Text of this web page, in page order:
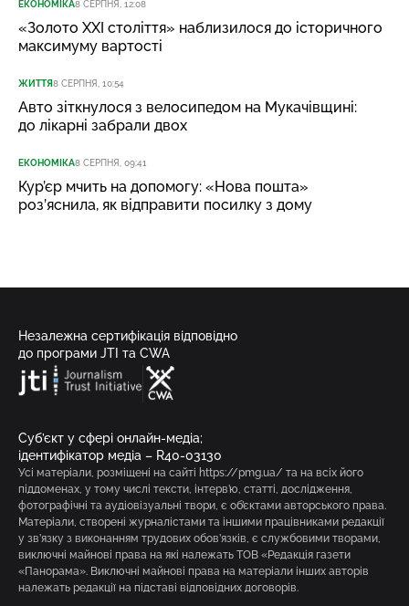
ЕКОНОМІКА8 СЕРПНЯ, 12:08
«Золото XXI століття» наблизилося до історичного
максимуму вартості
ЖИТТЯ8 СЕРПНЯ, 10:54
Авто зіткнулося з велосипедом на Мукачівщині:
до лікарні забрали двох
ЕКОНОМІКА8 СЕРПНЯ, 09:41
Кур’єр мчить на допомогу: «Нова пошта»
роз’яснила, як відправити посилку з дому
Незалежна сертифікація відповідно
до програми JTI та CWA
Суб’єкт у сфері онлайн-медіа;
ідентифікатор медіа – R40-03130
Усі матеріали, розміщені на сайті https://pmg.ua/ та на всіх його
піддоменах, у тому числі тексти, інтерв’ю, статті, дослідження,
фотографічні та аудіовізуальні твори, є об’єктами авторського права.
Матеріали, створені журналістами та іншими працівниками редакції
у зв’язку з виконанням трудових обов’язків, є службовими творами,
виключні майнові права на які належать ТОВ «Редакція газети
«Панорама». Виключні майнові права на матеріали інших авторів
належать редакції на підставі відповідних договорів.